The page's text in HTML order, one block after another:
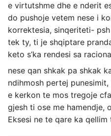
e virtutshme dhe e nderit
do pushoje vetem nese i
korrektesia, sinqeriteti-
tek ty, ti je shqiptare
keto s’ka rendesi sa
nese qan shkak pa shkak
ndihmosh pertej
e kerkon te mos tregoje
gjesh ti ose me hamendje,
Eksesi ne te qare ka